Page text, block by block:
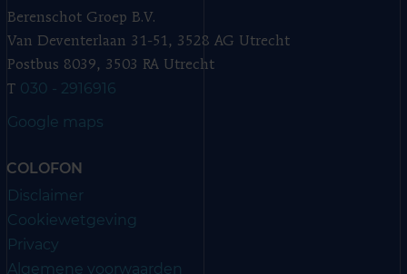
Berenschot Groep B.V.
Van Deventerlaan 31-51, 3528 AG Utrecht
Postbus 8039, 3503 RA Utrecht
T 030 - 2916916
Google maps
COLOFON
Disclaimer
Cookiewetgeving
Privacy
Algemene voorwaarden